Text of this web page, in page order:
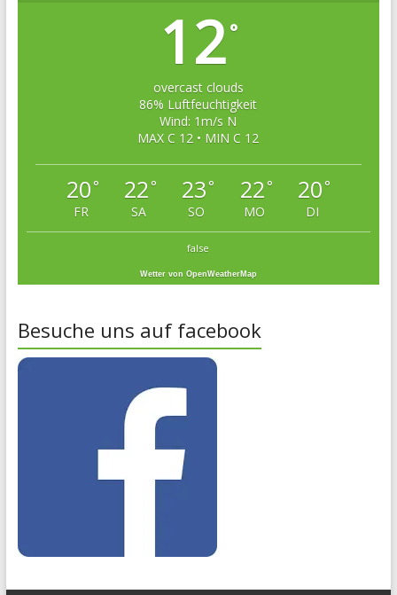
12°
overcast clouds
86% Luftfeuchtigkeit
Wind: 1m/s N
MAX C 12 • MIN C 12
20°
FR
22°
SA
23°
SO
22°
MO
20°
DI
false
Wetter von OpenWeatherMap
Besuche uns auf facebook